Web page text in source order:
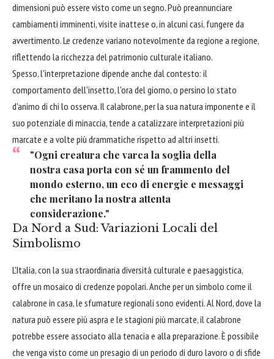
dimensioni può essere visto come un segno. Può preannunciare
cambiamenti imminenti, visite inattese o, in alcuni casi, fungere da
avvertimento. Le credenze variano notevolmente da regione a regione,
riflettendo la ricchezza del patrimonio culturale italiano.
Spesso, l'interpretazione dipende anche dal contesto: il
comportamento dell'insetto, l'ora del giorno, o persino lo stato
d'animo di chi lo osserva. Il calabrone, per la sua natura imponente e il
suo potenziale di minaccia, tende a catalizzare interpretazioni più
marcate e a volte più drammatiche rispetto ad altri insetti.
"Ogni creatura che varca la soglia della
nostra casa porta con sé un frammento del
mondo esterno, un eco di energie e messaggi
che meritano la nostra attenta
considerazione."
Da Nord a Sud: Variazioni Locali del
Simbolismo
L'Italia, con la sua straordinaria diversità culturale e paesaggistica,
offre un mosaico di credenze popolari. Anche per un simbolo come il
calabrone in casa, le sfumature regionali sono evidenti. Al Nord, dove la
natura può essere più aspra e le stagioni più marcate, il calabrone
potrebbe essere associato alla tenacia e alla preparazione. È possibile
che venga visto come un presagio di un periodo di duro lavoro o di sfide